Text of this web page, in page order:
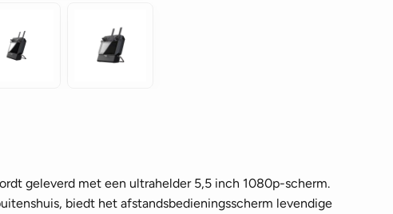
geleverd met een ultrahelder 5,5 inch 1080p-scherm.
biedt het afstandsbedieningsscherm levendige